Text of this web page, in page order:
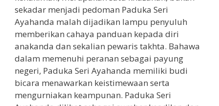
sekadar menjadi pedoman Paduka Seri
Ayahanda malah dijadikan lampu penyuluh
memberikan cahaya panduan kepada diri
anakanda dan sekalian pewaris takhta. Bahawa
dalam memenuhi peranan sebagai payung
negeri, Paduka Seri Ayahanda memiliki budi
bicara menawarkan keistimewaan serta
mengurniakan keampunan. Paduka Seri